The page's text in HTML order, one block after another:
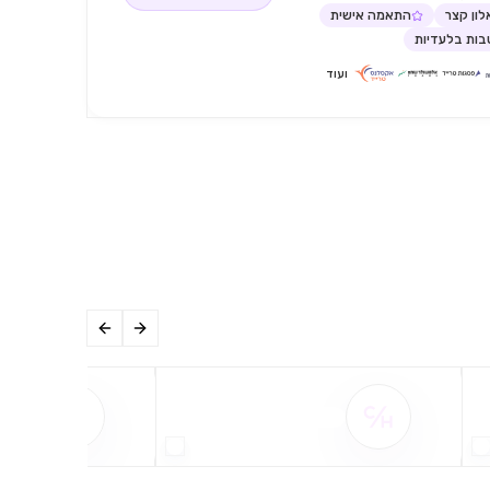
קצר
התאמה אישית
בלעדיות
ועוד